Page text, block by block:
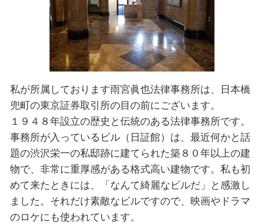
私が所属しております雨宮眞也法律事務所は、日本橋
兜町の東京証券取引所の目の前にございます。
１９４８年設⽴の歴史と伝統のある法律事務所です。
事務所が入っているビル（日証館）は、最近何かと話
題の渋沢栄一の私邸跡に建てられた築８０年以上の建
物で、非常に重厚感がある格式高い建物です。私も初
めて来たときには、「なんて綺麗なビルだ」と感激し
ました。それだけ素敵なビルですので、映画やドラマ
のロケにも使われています。